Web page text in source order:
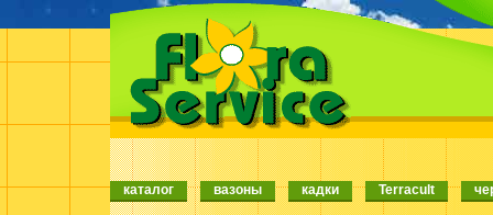
каталог вазоны кадки Terracult